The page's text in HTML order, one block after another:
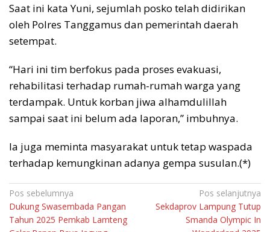
Saat ini kata Yuni, sejumlah posko telah didirikan
oleh Polres Tanggamus dan pemerintah daerah
setempat.
“Hari ini tim berfokus pada proses evakuasi,
rehabilitasi terhadap rumah-rumah warga yang
terdampak. Untuk korban jiwa alhamdulillah
sampai saat ini belum ada laporan,” imbuhnya.
Ia juga meminta masyarakat untuk tetap waspada
terhadap kemungkinan adanya gempa susulan.(*)
Navigasi
pos
Pos sebelumnya
Dukung Swasembada Pangan
Tahun 2025 Pemkab Lamteng
Pos selanjutnya
Sekdaprov Lampung Tutup
Smanda Olympic In